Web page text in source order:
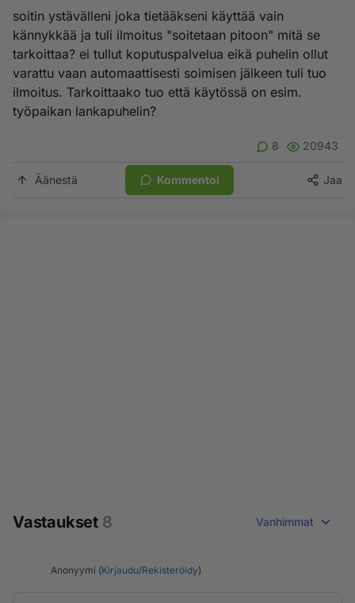
soitin ystävälleni joka tietääkseni käyttää vain
kännykkää ja tuli ilmoitus "soitetaan pitoon" mitä se
tarkoittaa? ei tullut koputuspalvelua eikä puhelin ollut
varattu vaan automaattisesti soimisen jälkeen tuli tuo
ilmoitus. Tarkoittaako tuo että käytössä on esim.
työpaikan lankapuhelin?
8 20943
Äänestä Kommentoi Jaa
Vastaukset 8 Vanhimmat
Anonyymi (Kirjaudu/Rekisteröidy)